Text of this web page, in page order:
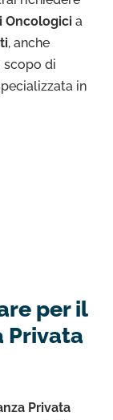
Oncologici a
, anche
scopo di
in
per il
Privata
Privata